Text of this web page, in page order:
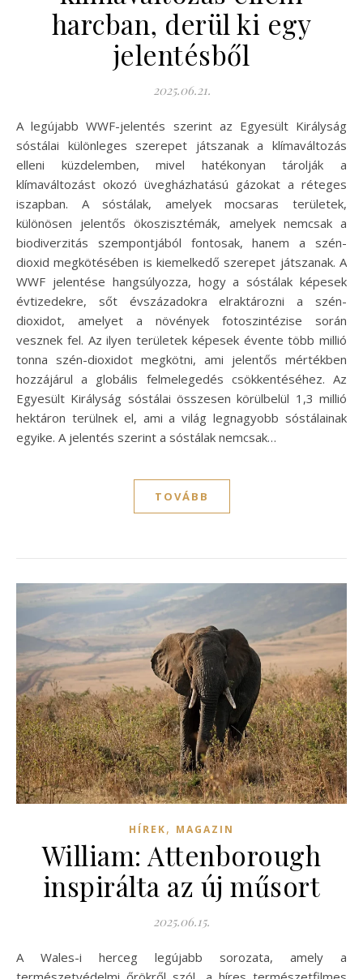
harcban, derül ki egy
jelentésből
2025.06.21.
A legújabb WWF-jelentés szerint az Egyesült Királyság
sóstálai különleges szerepet játszanak a klímaváltozás
elleni küzdelemben, mivel hatékonyan tárolják a
klímaváltozást okozó üvegházhatású gázokat a réteges
iszapban. A sóstálak, amelyek mocsaras területek,
különösen jelentős ökoszisztémák, amelyek nemcsak a
biodiverzitás szempontjából fontosak, hanem a szén-
dioxid megkötésében is kiemelkedő szerepet játszanak. A
WWF jelentése hangsúlyozza, hogy a sóstálak képesek
évtizedekre, sőt évszázadokra elraktározni a szén-
dioxidot, amelyet a növények fotoszintézise során
vesznek fel. Az ilyen területek képesek évente több millió
tonna szén-dioxidot megkötni, ami jelentős mértékben
hozzájárul a globális felmelegedés csökkentéséhez. Az
Egyesült Királyság sóstálai összesen körülbelül 1,3 millió
hektáron terülnek el, ami a világ legnagyobb sóstálainak
egyike. A jelentés szerint a sóstálak nemcsak…
TOVÁBB
HÍREK, MAGAZIN
William: Attenborough
inspirálta az új műsort
2025.06.15.
A Wales-i herceg legújabb sorozata, amely a